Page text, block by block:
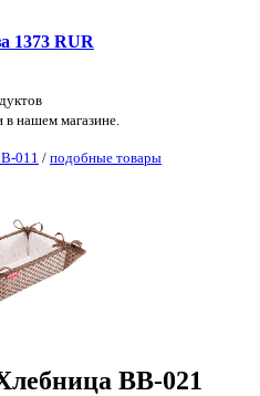
1373 RUR
нашем магазине.
011 / подобные товары
ВВ-021